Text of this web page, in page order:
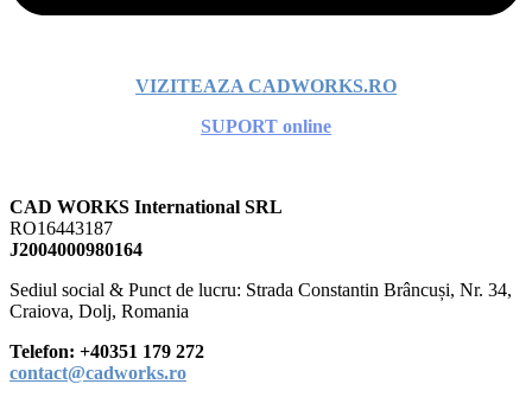
VIZITEAZA CADWORKS.RO
SUPORT online
CAD WORKS International SRL
RO16443187
J2004000980164
Sediul social & Punct de lucru: Strada Constantin Brâncuși, Nr. 34,
Craiova, Dolj, Romania
Telefon: +40351 179 272
contact@cadworks.ro